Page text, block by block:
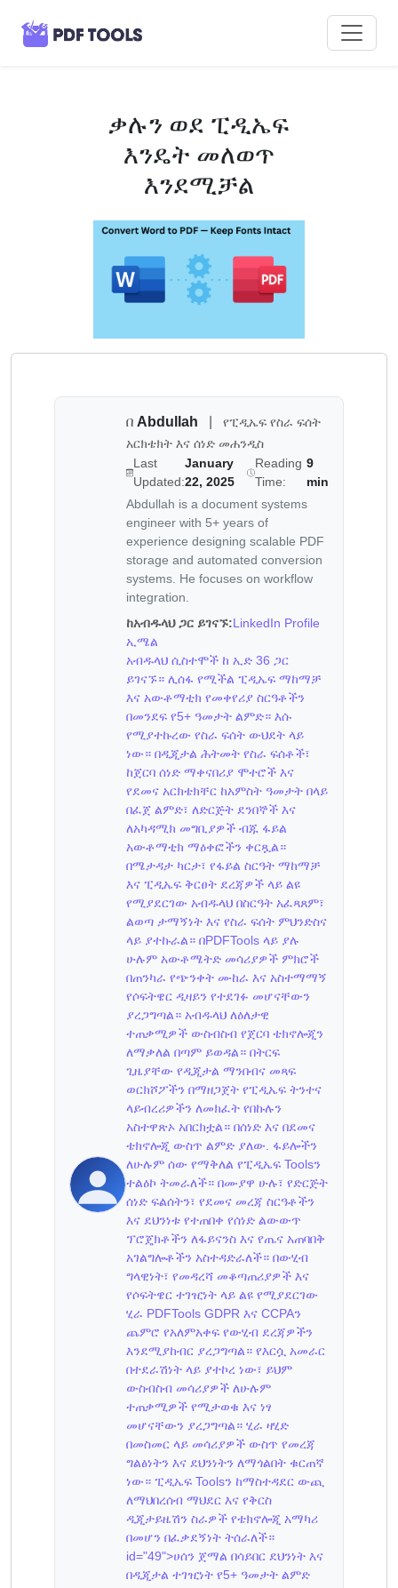
ቃሉን ወደ ፒዲኤፍ
እንዴት መለወጥ
እንደሚቻል
በ Abdullah
የፒዲኤፍ የስራ ፍሰት
አርክቴክት እና ሰነድ መሐንዲስ
Last
Updated:
January
22, 2025
Reading
Time:
9
min
Abdullah is a document systems
engineer with 5+ years of
experience designing scalable PDF
storage and automated conversion
systems. He focuses on workflow
integration.
ከአብዱላህ ጋር ይገናኙ:LinkedIn Profile
ኢሜል
አብዱላህ ሲስተሞች ከ ኢድ 36 ጋር
ይገናኙ። ሊሰፋ የሚችል ፒዲኤፍ ማከማቻ
እና አውቶማቲክ የመቀየሪያ ስርዓቶችን
በመንደፍ የ5+ ዓመታት ልምድ። እሱ
የሚያተኩረው የስራ ፍሰት ውህደት ላይ
ነው። በዲጂታል ሕትመት የስራ ፍሰቶች፣
ከጀርባ ሰነድ ማቀናበሪያ ሞተሮች እና
የደመና አርክቴክቸር ከአምስት ዓመታት በላይ
በፈጀ ልምድ፣ ለድርጅት ደንበኞች እና
ለአካዳሚክ መግቢያዎች ብጁ ፋይል
አውቶማቲክ ማዕቀፎችን ቀርጿል።
በሜታዳታ ካርታ፣ የፋይል ስርዓት ማከማቻ
እና ፒዲኤፍ ቅርፀት ደረጃዎች ላይ ልዩ
የሚያደርገው አብዱላህ በስርዓት አፈጻጸም፣
ልወጣ ታማኝነት እና የስራ ፍሰት ምህንድስና
ላይ ያተኩራል። በPDFTools ላይ ያሉ
ሁሉም አውቶሜትድ መሳሪያዎች ምክሮች
በጠንካራ የጭንቀት ሙከራ እና አስተማማኝ
የሶፍትዌር ዲዛይን የተደገፉ መሆናቸውን
ያረጋግጣል። አብዱላህ ለዕለታዊ
ተጠቃሚዎች ውስብስብ የጀርባ ቴክኖሎጂን
ለማቃለል በጣም ይወዳል። በትርፍ
ጊዜያቸው የዲጂታል ማንበብና መጻፍ
ወርክሾፖችን በማዘጋጀት የፒዲኤፍ ትንተና
ላይብረሪዎችን ለመክፈት የበኩሉን
አስተዋጽኦ አበርክቷል። በሰነድ እና በደመና
ቴክኖሎጂ ውስጥ ልምድ ያለው. ፋይሎችን
ለሁሉም ሰው የማቅለል የፒዲኤፍ Toolsን
ተልዕኮ ትመራለች። በሙያዋ ሁሉ፣ የድርጅት
ሰነድ ፍልሰትን፣ የደመና መረጃ ስርዓቶችን
እና ደህንነቱ የተጠበቀ የሰነድ ልውውጥ
ፕሮጄክቶችን ለፋይናንስ እና የጤና አጠባበቅ
አገልግሎቶችን አስተዳድራለች። በውሂብ
ግላዊነት፣ የመዳረሻ መቆጣጠሪያዎች እና
የሶፍትዌር ተገዢነት ላይ ልዩ የሚያደርገው
ሂራ PDFTools GDPR እና CCPAን
ጨምሮ የአለምአቀፍ የውሂብ ደረጃዎችን
እንደሚያከብር ያረጋግጣል። የእርሷ አመራር
በተደራሽነት ላይ ያተኮረ ነው፣ ይህም
ውስብስብ መሳሪያዎች ለሁሉም
ተጠቃሚዎች የሚታወቁ እና ነፃ
መሆናቸውን ያረጋግጣል። ሂራ ዛሂድ
በመስመር ላይ መሳሪያዎች ውስጥ የመረጃ
ግልፅነትን እና ደህንነትን ለማጎልበት ቁርጠኛ
ነው። ፒዲኤፍ Toolsን ከማስተዳደር ውጪ
ለማህበረሰብ ማህደር እና የቅርስ
ዲጂታይዜሽን ስራዎች የቴክኖሎጂ አማካሪ
በመሆን በፈቃደኝነት ትሰራለች።
id="49">ሀሰን ጀማል በሳይበር ደህንነት እና
በዲጂታል ተገዢነት የ5+ ዓመታት ልምድ